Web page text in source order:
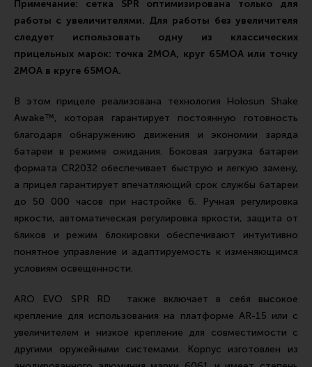
Примечание: сетка SPR оптимизирована только для
работы с увеличителями. Для работы без увеличителя
следует использовать одну из классических
прицельных марок: точка 2МОА, круг 65МОА или точку
2МОА в круге 65МОА.
В этом прицеле реализована технология Holosun Shake
Awake™, которая гарантирует постоянную готовность
благодаря обнаружению движения и экономии заряда
батареи в режиме ожидания. Боковая загрузка батареи
формата CR2032 обеспечивает быструю и легкую замену,
а прицел гарантирует впечатляющий срок службы батареи
до 50 000 часов при настройке 6. Ручная регулировка
яркости, автоматическая регулировка яркости, защита от
бликов и режим блокировки обеспечивают интуитивно
понятное управление и адаптируемость к изменяющимся
условиям освещенности.
ARO EVO SPR RD также включает в себя высокое
крепление для использования на платформе AR-15 или с
увеличителем и низкое крепление для совместимости с
другими оружейными системами. Корпус изготовлен из